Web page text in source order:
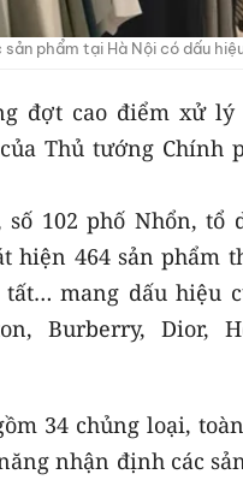
phẩm tại Hà Nội có dấu
đợt cao điểm xử lý
Thủ tướng Chính
102 phố Nhổn, tổ
hiện 464 sản phẩm
mang dấu hiệu
Burberry, Dior,
34 chủng loại,
nhận định các